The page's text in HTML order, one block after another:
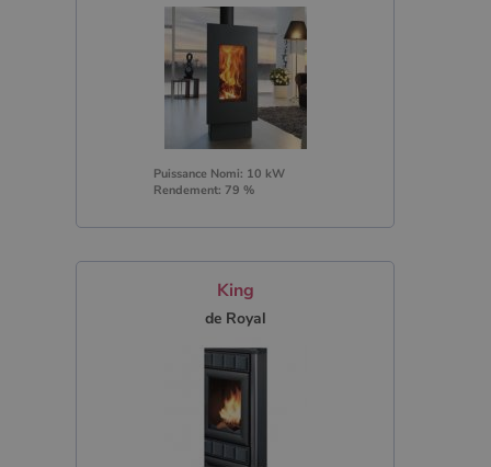
Puissance Nomi: 10 kW
Rendement: 79 %
King
de Royal